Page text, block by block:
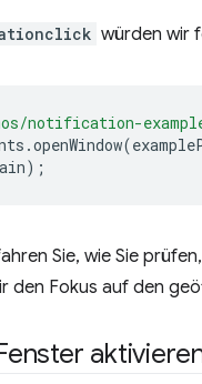
würden wir
notification-
.openWindow(
);
Sie, wie Sie
den Fokus auf den